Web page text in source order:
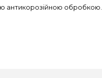
антикорозійною обробкою.